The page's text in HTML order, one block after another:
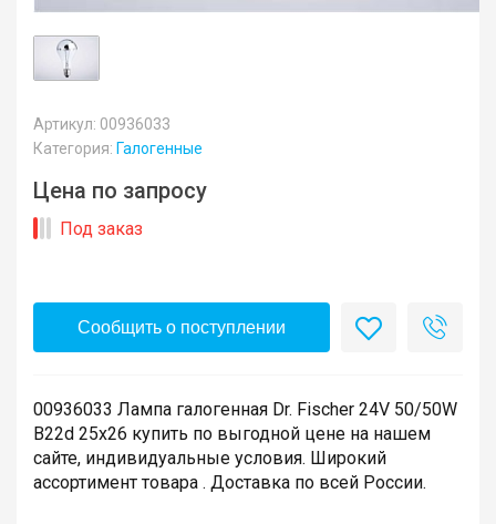
Артикул: 00936033
Категория: Галогенные
Цена по запросу
Под заказ
Сообщить о поступлении
00936033 Лампа галогенная Dr. Fischer 24V 50/50W
B22d 25x26 купить по выгодной цене на нашем
сайте, индивидуальные условия. Широкий
ассортимент товара . Доставка по всей России.